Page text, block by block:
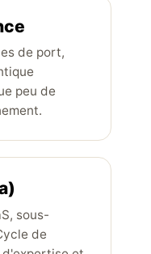
de port,
peu de
sous-
de